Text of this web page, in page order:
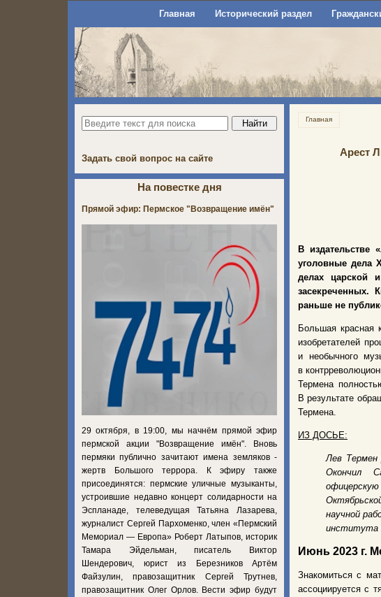
Главная Исторический раздел
Главная
Арест
В издательстве
уголовные дела
делах царской
засекреченных.
раньше не
Большая красная
изобретателей
и необычного
в
Термена
В результате
Термена.
ИЗ ДОСЬЕ:
Лев Термен
Окончил
научной
института
Июнь 2023 г.
Знакомиться с
ассоциируется с
Задать свой вопрос на сайте
На повестке дня
Прямой эфир: Пермское "Возвращение имён"
29 октября, в 19:00, мы начнём прямой эфир
пермской акции "Возвращение имён". Вновь
пермяки публично зачитают имена земляков -
жертв Большого террора. К эфиру также
присоединятся: пермские уличные музыканты,
устроившие недавно концерт солидарности на
Эспланаде, телеведущая Татьяна Лазарева,
журналист Сергей Пархоменко, член «Пермский
Мемориал — Европа» Роберт Латыпов, историк
Тамара Эйдельман, писатель Виктор
Шендерович, юрист из Березников Артём
Файзулин, правозащитник Сергей Трутнев,
правозащитник Олег Орлов. Вести эфир будут